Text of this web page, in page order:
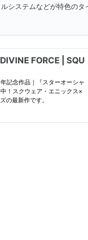
システムなどが特色のタ